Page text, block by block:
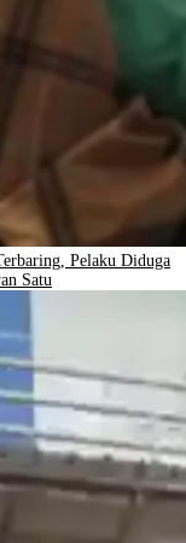
Pelaku Diduga
Satu